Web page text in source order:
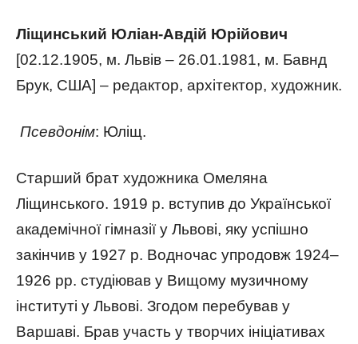
Ліщинський Юліан-Авдій Юрійович
[02.12.1905, м. Львів – 26.01.1981, м. Бавнд
Брук, США] – редактор, архітектор, художник.
Псевдонім: Юліщ.
Старший брат художника Омеляна
Ліщинського. 1919 р. вступив до Української
академічної гімназії у Львові, яку успішно
закінчив у 1927 р. Водночас упродовж 1924–
1926 рр. студіював у Вищому музичному
інституті у Львові. Згодом перебував у
Варшаві. Брав участь у творчих ініціативах